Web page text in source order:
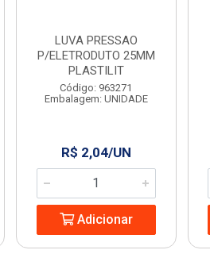
LUVA PRESSAO
P/ELETRODUTO 25MM
PLASTILIT
Código: 963271
Embalagem: UNIDADE
R$ 2,04/UN
Adicionar